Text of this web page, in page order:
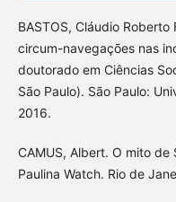
BASTOS, Cláudio
circum-navegações nas
doutorado em Ciências
São Paulo). São Paulo:
2016.
CAMUS, Albert. O mito de
Paulina Watch. Rio de